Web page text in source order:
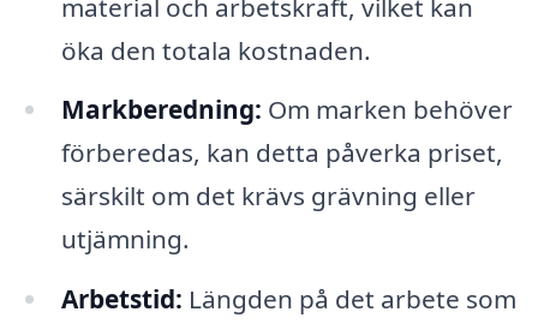
öka den totala kostnaden.
Markberedning: Om marken behöver
förberedas, kan detta påverka priset,
särskilt om det krävs grävning eller
utjämning.
Arbetstid: Längden på det arbete som